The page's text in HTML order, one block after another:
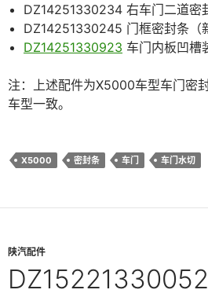
DZ14251330234 右车门二道密
DZ14251330245 门框密封条（
DZ14251330923 车门内板凹槽
注：上述配件为X5000车型车门密
车型一致。
X5000 密封条 车门 车门水切
陕汽配件
DZ15221330052